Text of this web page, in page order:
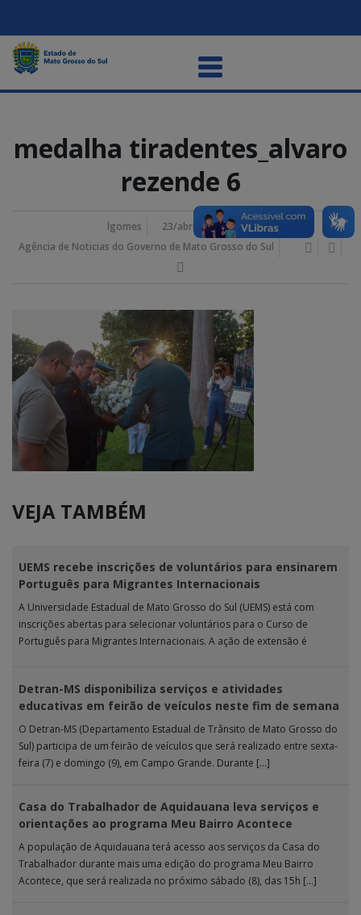
medalha tiradentes_alvaro
rezende 6
lgomes
23/abril/2026 7:07 pm
Agência de Noticias do Governo de Mato Grosso do Sul
VEJA TAMBÉM
UEMS recebe inscrições de voluntários para ensinarem
Português para Migrantes Internacionais
A Universidade Estadual de Mato Grosso do Sul (UEMS) está com
inscrições abertas para selecionar voluntários para o Curso de
Português para Migrantes Internacionais. A ação de extensão é
Detran-MS disponibiliza serviços e atividades
educativas em feirão de veículos neste fim de semana
O Detran-MS (Departamento Estadual de Trânsito de Mato Grosso do
Sul) participa de um feirão de veículos que será realizado entre sexta-
feira (7) e domingo (9), em Campo Grande. Durante […]
Casa do Trabalhador de Aquidauana leva serviços e
orientações ao programa Meu Bairro Acontece
A população de Aquidauana terá acesso aos serviços da Casa do
Trabalhador durante mais uma edição do programa Meu Bairro
Acontece, que será realizada no próximo sábado (8), das 15h […]